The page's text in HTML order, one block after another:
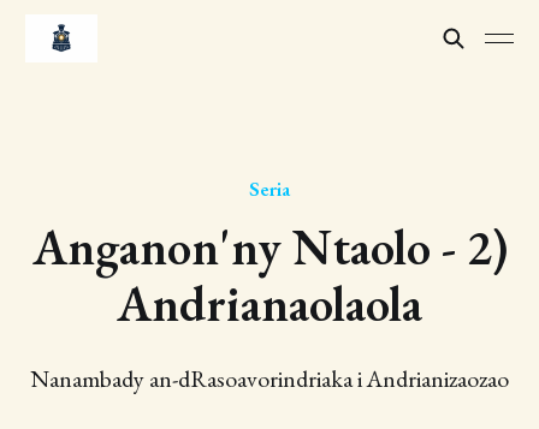
Seria
Anganon'ny Ntaolo - 2)
Andrianaolaola
Nanambady an-dRasoavorindriaka i Andrianizaozao